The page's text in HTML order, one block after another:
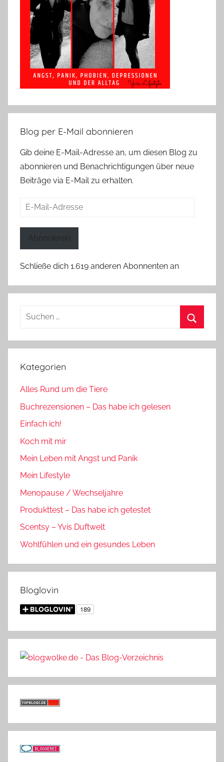
Blog per E-Mail abonnieren
Gib deine E-Mail-Adresse an, um diesen Blog zu
abonnieren und Benachrichtigungen über neue
Beiträge via E-Mail zu erhalten.
E-
Abonnieren
Schließe dich 1.619 anderen Abonnenten an
Suchen
Kategorien
Alles Rund um die Tiere
Buchrezensionen – Das habe ich gelesen
Einfach ich!
Koch mit mir
Mein Leben mit Angst und Panik
Mein Lifestyle
Menopause / Wechseljahre
Produkttest – Das habe ich getestet
Scentsy – Yvis Duftwelt
Wohlfühlen und ein gesundes Leben
Bloglovin